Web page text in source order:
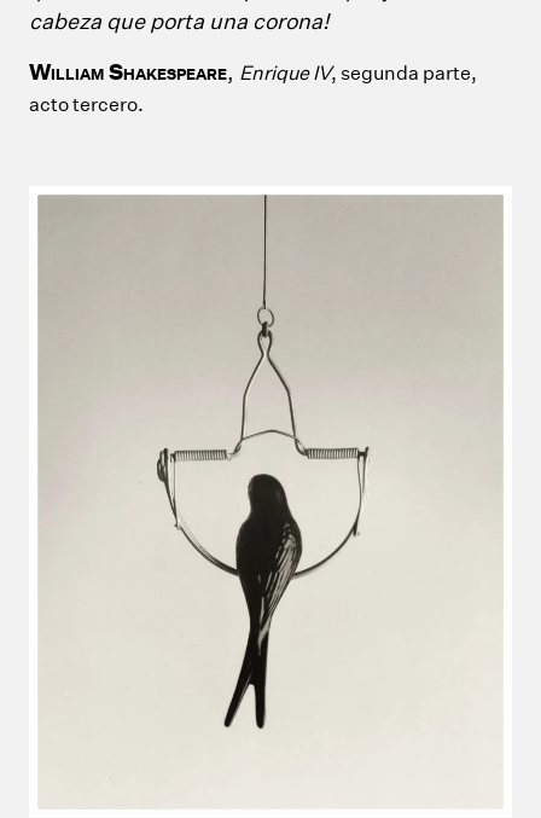
cabeza que porta una corona!
WILLIAM SHAKESPEARE, Enrique IV, segunda parte,
acto tercero.